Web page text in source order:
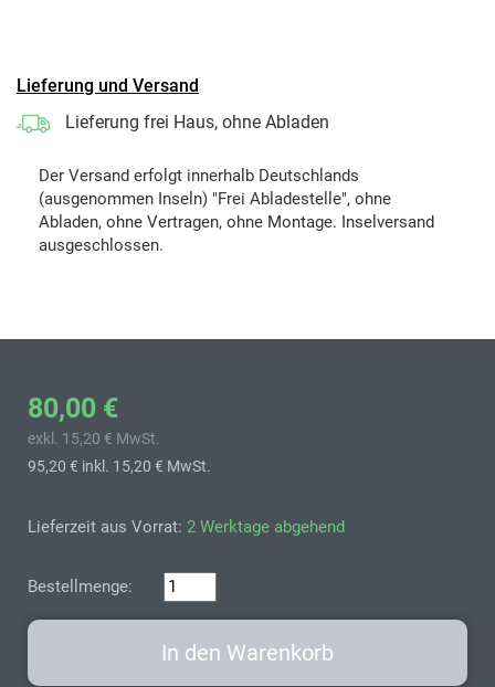
Lieferung und Versand
Lieferung frei Haus, ohne Abladen
Der Versand erfolgt innerhalb Deutschlands
(ausgenommen Inseln) "Frei Abladestelle", ohne
Abladen, ohne Vertragen, ohne Montage. Inselversand
ausgeschlossen.
80,00 €
exkl. 15,20 € MwSt.
95,20 € inkl. 15,20 € MwSt.
Lieferzeit aus Vorrat: 2 Werktage abgehend
Bestellmenge:
In den Warenkorb